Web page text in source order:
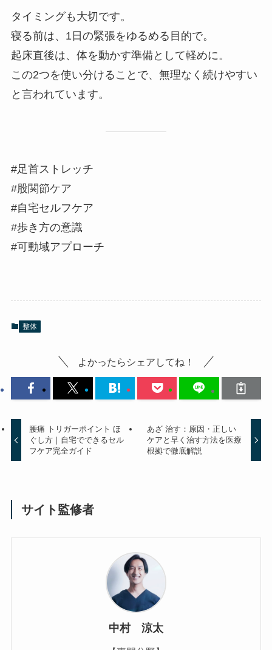
タイミングも大切です。
寝る前は、1日の緊張をゆるめる目的で。
起床直後は、体を動かす準備として軽めに。
この2つを使い分けることで、無理なく続けやすい
と言われています。
#足首ストレッチ
#股関節ケア
#自宅セルフケア
#歩き方の意識
#可動域アプローチ
整体
よかったらシェアしてね！
腰痛 トリガーポイント ほ
ぐし方｜自宅でできるセル
フケア完全ガイド
あざ 治す：原因・正しい
ケアと早く治す方法を医療
根拠で徹底解説
サイト監修者
中村 涼太